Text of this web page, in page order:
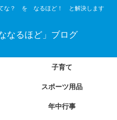
な？ を なるほど！ と解決します
なるほど」ブログ
子育て
スポーツ用品
年中行事